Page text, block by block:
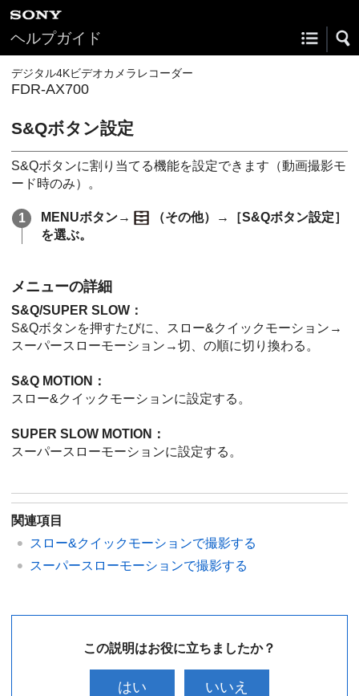
ヘルプガイド
デジタル4Kビデオカメラレコーダー
FDR-AX700
S&Qボタン設定
S&Qボタンに割り当てる機能を設定できます（動画撮影モ
ード時のみ）。
MENUボタン→
（その他）→［S&Qボタン設定］
を選ぶ。
メニューの詳細
S&Q/SUPER SLOW：
S&Qボタンを押すたびに、スロー&クイックモーション→
スーパースローモーション→切、の順に切り換わる。
S&Q MOTION：
スロー&クイックモーションに設定する。
SUPER SLOW MOTION：
スーパースローモーションに設定する。
関連項目
スロー&クイックモーションで撮影する
スーパースローモーションで撮影する
この説明はお役に立ちましたか？
はい いいえ